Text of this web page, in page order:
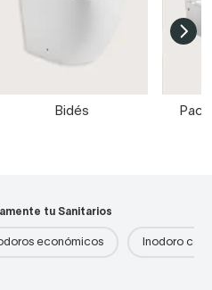
Bidés
tu Sanitarios
económicos Inodoro